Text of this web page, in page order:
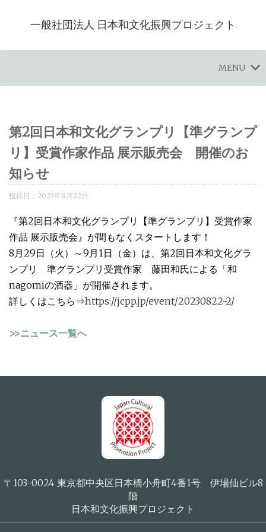
一般社団法人 日本和文化振興プロジェクト
MENU
第2回日本和文化グランプリ【準グランプ
リ】受賞作家作品 展示販売会 開催のお
知らせ
投稿日： 2023年8月22日
『第2回日本和文化グランプリ【準グランプリ】受賞作家
作品 展示販売会』が間もなくスタートします！
8月29日（火）～9月1日（金）は、第2回日本和文化グラ
ンプリ 準グランプリ受賞作家 藤田和氏による「和
nagomiの酒器」が開催されます。
詳しくはこちら⇒https://jcpp.jp/event/20230822-2/
>>ニュース一覧へ
〒103-0024 東京都中央区日本橋小舟町4番1号 伊場仙ビル8
階
日本和文化振興プロジェクト